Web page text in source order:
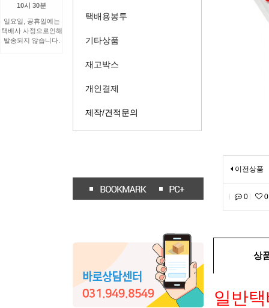
10시 30분
일요일, 공휴일에는
택배사 사정으로인해
발송되지 않습니다.
택배용봉투
기타상품
재고박스
개인결제
제작/견적문의
이전상품
0 0
상
일반